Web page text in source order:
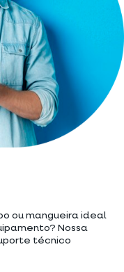
ou mangueira ideal
Nossa
técnico